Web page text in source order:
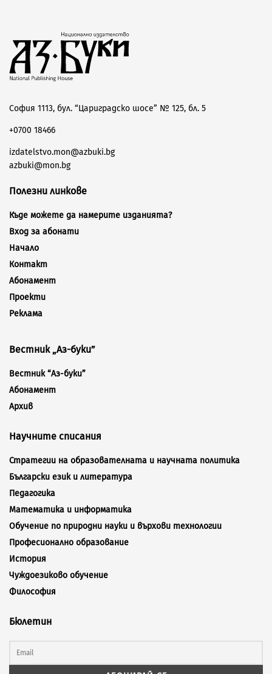
София 1113, бул. “Цариградско шосе” № 125, бл. 5
+0700 18466
izdatelstvo.mon@azbuki.bg
azbuki@mon.bg
Полезни линкове
Къде можете да намерите изданията?
Вход за абонати
Начало
Контакт
Абонамент
Проекти
Реклама
Вестник „Аз-буки”
Вестник “Аз-буки”
Абонамент
Архив
Научните списания
Стратегии на образователната и научната политика
Български език и литература
Педагогика
Математика и информатика
Обучение по природни науки и върхови технологии
Професионално образование
История
Чуждоезиково обучение
Философия
Бюлетин